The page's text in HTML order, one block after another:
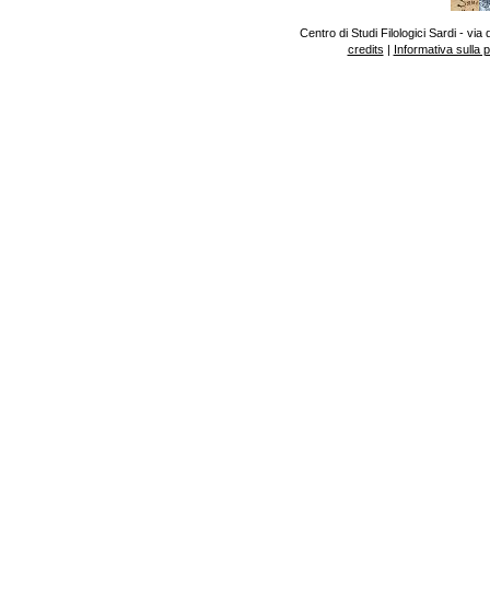
Centro di Studi Filologici Sardi - via
credits | Informativa sulla